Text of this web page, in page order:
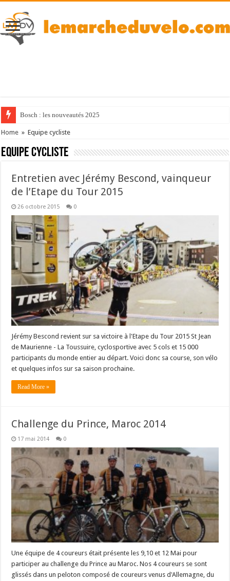
Bosch : les nouveautés 2025
Home » Equipe cycliste
Equipe cycliste
Entretien avec Jérémy Bescond, vainqueur
de l’Etape du Tour 2015
26 octobre 2015 0
Jérémy Bescond revient sur sa victoire à l'Etape du Tour 2015 St Jean
de Maurienne - La Toussuire, cyclosportive avec 5 cols et 15 000
participants du monde entier au départ. Voici donc sa course, son vélo
et quelques infos sur sa saison prochaine.
Read More »
Challenge du Prince, Maroc 2014
17 mai 2014 0
Une équipe de 4 coureurs était présente les 9,10 et 12 Mai pour
participer au challenge du Prince au Maroc. Nos 4 coureurs se sont
glissés dans un peloton composé de coureurs venus d'Allemagne, du